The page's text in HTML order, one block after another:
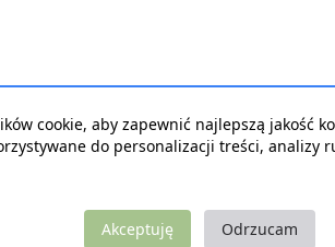
cookie, aby zapewnić najlepszą jakość
do personalizacji treści, analizy
Akceptuję Odrzucam